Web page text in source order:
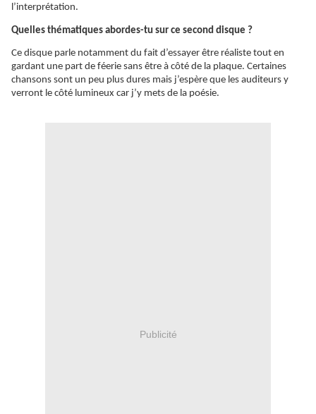
l’interprétation.
Quelles thématiques abordes-tu sur ce second disque ?
Ce disque parle notamment du fait d’essayer être réaliste tout en
gardant une part de féerie sans être à côté de la plaque. Certaines
chansons sont un peu plus dures mais j’espère que les auditeurs y
verront le côté lumineux car j’y mets de la poésie.
Publicité